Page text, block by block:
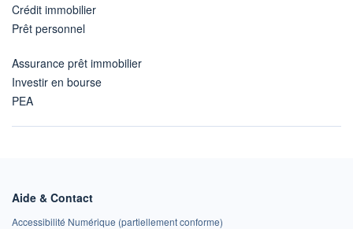
Crédit immobilier
Prêt personnel
Assurance prêt immobilier
Investir en bourse
PEA
Aide & Contact
Accessibilité Numérique (partiellement conforme)